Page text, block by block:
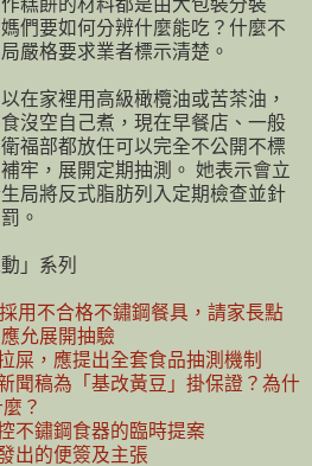
們要如何分辨什麼能吃？什麼不
嚴格要求業者標示清楚。
在家裡用高級橄欖油或苦茶油，
沒空自己煮，現在早餐店、一般
福部都放任可以完全不公開不標
牢，展開定期抽測。 她表示會立
局將反式脂肪列入定期檢查並針
。
」系列
用不合格不鏽鋼餐具，請家長點
允展開抽驗
屎，應提出全套食品抽測機制
聞稿為「基改黃豆」掛保證？為什
？
不鏽鋼食器的臨時提案
出的便簽及主張